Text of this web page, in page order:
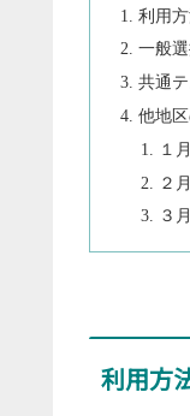
利用
一般
共通
他地
１
２
３
利用方